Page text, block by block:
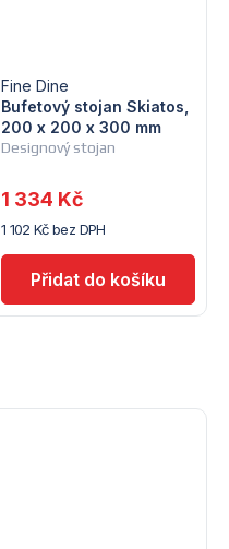
Designový stojan
Bufetový stojan Skiatos,
200 x 200 x 300 mm
Fine Dine
1 102 Kč bez DPH
1 334 Kč